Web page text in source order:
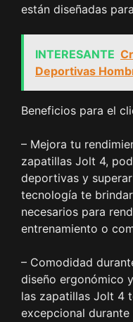
están diseñadas
INTERESANTE
Deportivas
Beneficios para el
– Mejora tu
zapatillas Jolt 4,
deportivas y
tecnología te
necesarios para
entrenamiento o
– Comodidad
diseño ergonómico
las zapatillas Jolt 4
excepcional